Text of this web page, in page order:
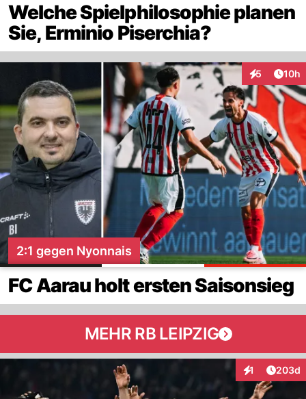
Welche Spielphilosophie planen
Sie, Erminio Piserchia?
5
Interaktionen
10h
2:1 gegen Nyonnais
FC Aarau holt ersten Saisonsieg
MEHR RB LEIPZIG
1
Interaktionen
203d